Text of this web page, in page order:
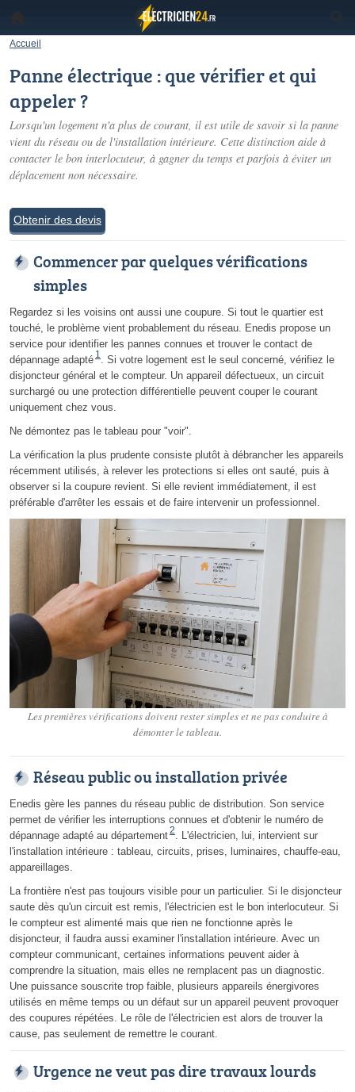
Accueil
Panne électrique : que vérifier et qui
appeler ?
Lorsqu'un logement n'a plus de courant, il est utile de savoir si la panne
vient du réseau ou de l'installation intérieure. Cette distinction aide à
contacter le bon interlocuteur, à gagner du temps et parfois à éviter un
déplacement non nécessaire.
Obtenir des devis
Commencer par quelques vérifications
simples
Regardez si les voisins ont aussi une coupure. Si tout le quartier est
touché, le problème vient probablement du réseau. Enedis propose un
service pour identifier les pannes connues et trouver le contact de
dépannage adapté 1. Si votre logement est le seul concerné, vérifiez le
disjoncteur général et le compteur. Un appareil défectueux, un circuit
surchargé ou une protection différentielle peuvent couper le courant
uniquement chez vous.
Ne démontez pas le tableau pour "voir".
La vérification la plus prudente consiste plutôt à débrancher les appareils
récemment utilisés, à relever les protections si elles ont sauté, puis à
observer si la coupure revient. Si elle revient immédiatement, il est
préférable d'arrêter les essais et de faire intervenir un professionnel.
Les premières vérifications doivent rester simples et ne pas conduire à
démonter le tableau.
Réseau public ou installation privée
Enedis gère les pannes du réseau public de distribution. Son service
permet de vérifier les interruptions connues et d'obtenir le numéro de
dépannage adapté au département2
. L'électricien, lui, intervient sur
l'installation intérieure : tableau, circuits, prises, luminaires, chauffe-eau,
appareillages.
La frontière n'est pas toujours visible pour un particulier. Si le disjoncteur
saute dès qu'un circuit est remis, l'électricien est le bon interlocuteur. Si
le compteur est alimenté mais que rien ne fonctionne après le
disjoncteur, il faudra aussi examiner l'installation intérieure. Avec un
compteur communicant, certaines informations peuvent aider à
comprendre la situation, mais elles ne remplacent pas un diagnostic.
Une puissance souscrite trop faible, plusieurs appareils énergivores
utilisés en même temps ou un défaut sur un appareil peuvent provoquer
des coupures répétées. Le rôle de l'électricien est alors de trouver la
cause, pas seulement de remettre le courant.
Urgence ne veut pas dire travaux lourds